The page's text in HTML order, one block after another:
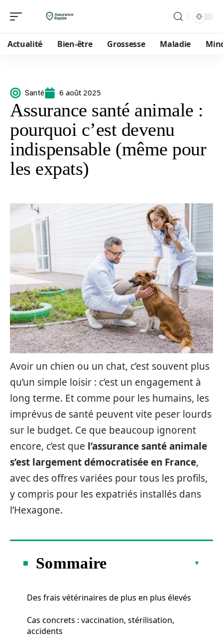
Actualité Bien-être Grossesse Maladie
Santé 6 août 2025
Assurance santé animale :
pourquoi c’est devenu
indispensable (même pour
les expats)
Avoir un chien ou un chat, c’est souvent plus
qu’un simple loisir : c’est un engagement à
long terme. Et comme pour les humains, les
imprévus de santé peuvent vite peser lourds
sur le budget. Ce que beaucoup ignorent
encore, c’est que l’assurance santé animale
s’est largement démocratisée en France,
avec des offres variées pour tous les profils,
y compris pour les expatriés installés dans
l’Hexagone.
Sommaire
Des frais vétérinaires de plus en plus élevés
Cas concrets : vaccination, stérilisation,
accidents